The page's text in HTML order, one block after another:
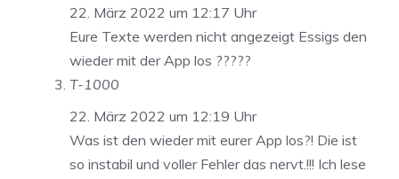
22. März 2022 um 12:17 Uhr
Eure Texte werden nicht angezeigt Essigs den
wieder mit der App los ?????
T-1000
22. März 2022 um 12:19 Uhr
Was ist den wieder mit eurer App los?! Die ist
so instabil und voller Fehler das nervt.!!! Ich lese